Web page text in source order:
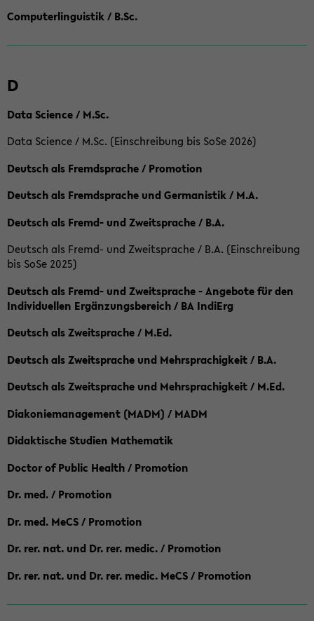
Computerlinguistik / B.Sc.
D
Data Science / M.Sc.
Data Science / M.Sc. (Einschreibung bis SoSe 2026)
Deutsch als Fremdsprache / Promotion
Deutsch als Fremdsprache und Germanistik / M.A.
Deutsch als Fremd- und Zweitsprache / B.A.
Deutsch als Fremd- und Zweitsprache / B.A. (Einschreibung
bis SoSe 2025)
Deutsch als Fremd- und Zweitsprache - Angebote für den
Individuellen Ergänzungsbereich / BA IndiErg
Deutsch als Zweitsprache / M.Ed.
Deutsch als Zweitsprache und Mehrsprachigkeit / B.A.
Deutsch als Zweitsprache und Mehrsprachigkeit / M.Ed.
Diakoniemanagement (MADM) / MADM
Didaktische Studien Mathematik
Doctor of Public Health / Promotion
Dr. med. / Promotion
Dr. med. MeCS / Promotion
Dr. rer. nat. und Dr. rer. medic. / Promotion
Dr. rer. nat. und Dr. rer. medic. MeCS / Promotion